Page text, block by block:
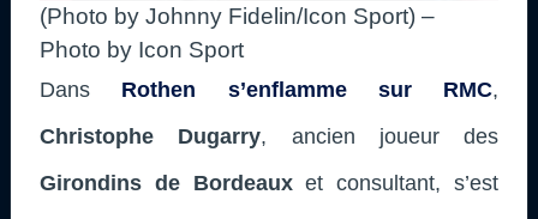
(Photo by Johnny Fidelin/Icon Sport) –
Photo by Icon Sport
Dans Rothen s’enflamme sur RMC,
Christophe Dugarry, ancien joueur des
Girondins de Bordeauxet consultant,s’est